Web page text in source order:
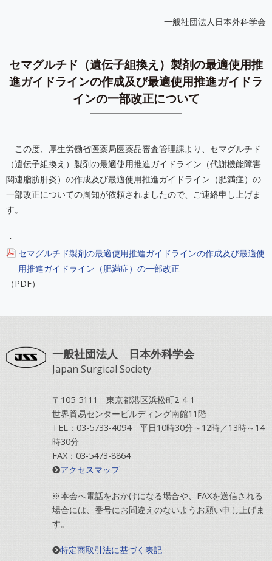
一般社団法人日本外科学会
セマグルチド（遺伝子組換え）製剤の最適使用推
進ガイドラインの作成及び最適使用推進ガイドラ
インの一部改正について
この度、厚生労働省医薬局医薬品審査管理課より、セマグルチド
（遺伝子組換え）製剤の最適使用推進ガイドライン（代謝機能障害
関連脂肪肝炎）の作成及び最適使用推進ガイドライン（肥満症）の
一部改正についての周知が依頼されましたので、ご連絡申し上げま
す。
・
セマグルチド製剤の最適使用推進ガイドラインの作成及び最適使
用推進ガイドライン（肥満症）の一部改正
（PDF）
一般社団法人 日本外科学会
Japan Surgical Society
〒105-5111 東京都港区浜松町2-4-1
世界貿易センタービルディング南館11階
TEL：03-5733-4094 平日10時30分～12時／13時～14
時30分
FAX：03-5473-8864
アクセスマップ
※本会へ電話をおかけになる場合や、FAXを送信される
場合には、番号にお間違えのないようお願い申し上げま
す。
特定商取引法に基づく表記